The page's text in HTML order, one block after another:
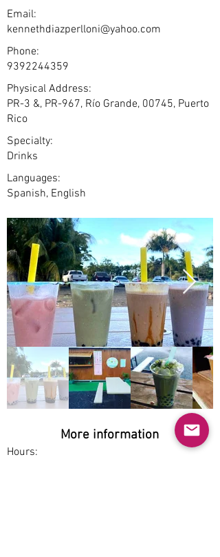
Email:
kennethdiazperlloni@yahoo.com
Phone:
9392244359
Physical Address:
PR-3 &, PR-967, Río Grande, 00745, Puerto
Rico
Specialty:
Drinks
Languages:
Spanish, English
More information
Hours: